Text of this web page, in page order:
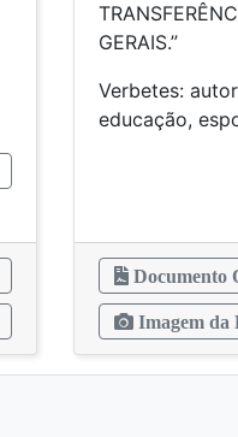
GERAIS.”
Verbetes:
Documento
Imagem da